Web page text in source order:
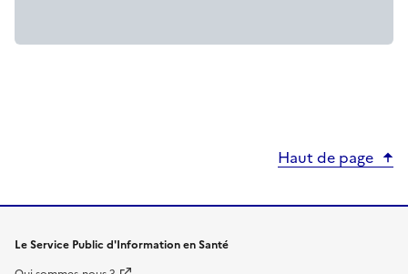
Haut de page
Le Service Public d'Information en Santé